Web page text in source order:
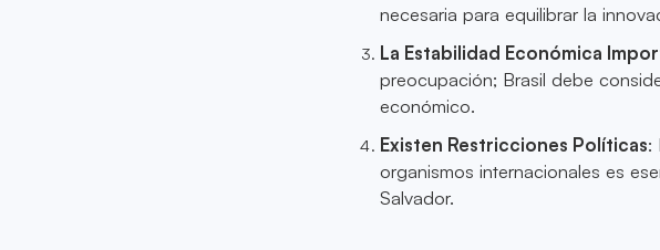
necesaria para equilibrar la
La Estabilidad Económica
preocupación; Brasil debe
económico.
Existen Restricciones Políticas:
organismos internacionales es
Salvador.